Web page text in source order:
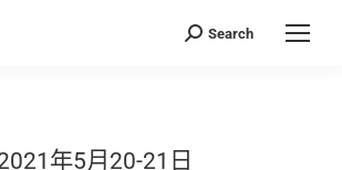
Search:
Search
年5月20-21日